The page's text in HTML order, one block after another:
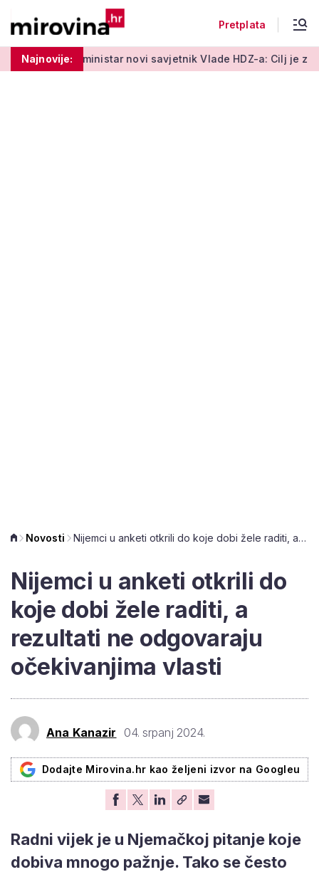
Pretplata
Najnovije:
novi savjetnik Vlade HDZ-a: Cilj je zaštita standarda
Novosti Nijemci u anketi otkrili do koje dobi žele raditi, a rezultati ne odgovaraju očekivanjima vlasti
Nijemci u anketi otkrili do
koje dobi žele raditi, a
rezultati ne odgovaraju
očekivanjima vlasti
Ana Kanazir 04. srpanj 2024.
Dodajte Mirovina.hr kao željeni izvor na Googleu
Radni vijek je u Njemačkoj pitanje koje
dobiva mnogo pažnje. Tako se često